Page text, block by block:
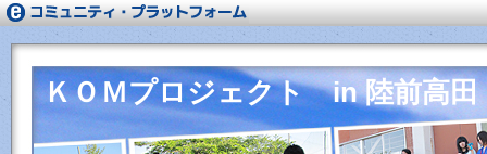
ＫＯＭプロジェクト in 陸前高田